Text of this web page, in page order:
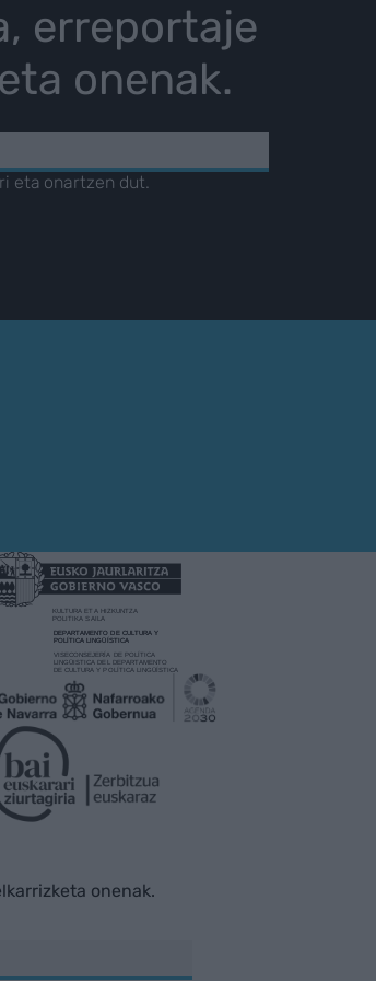
erreportaje
onenak.
eta onartzen dut.
onenak.